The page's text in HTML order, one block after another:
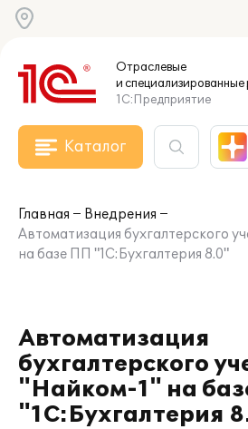
Отраслевые
и специализированные
1С:Предприятие
Каталог
Главная
Внедрения
Автоматизация бухгалтерского
на базе ПП "1С:Бухгалтерия 8.0"
Автоматизация
бухгалтерского
"Найком-1" на
"1С:Бухгалтерия